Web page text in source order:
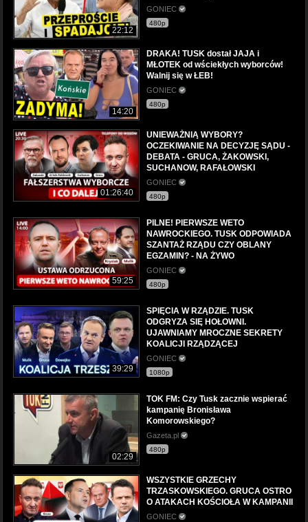
22:12
GONIEC
480p
14:20
DRAKA! TUSK dostał JAJA i
MŁOTEK od wściekłych wyborców!
Walnij się w ŁEB!
GONIEC
480p
01:26:40
UNIEWAŻNIĄ WYBORY?
OCZEKIWANIE NA DECYZJĘ SĄDU -
DEBATA - GRUCA, ŻAKOWSKI,
SUCHANOW, RAFAŁOWSKI
GONIEC
480p
59:25
PILNE! PIERWSZE WETO
NAWROCKIEGO. TUSK ODPOWIADA
SZANTAŻ RZĄDU CZY OBLANY
EGZAMIN? - NA ŻYWO
GONIEC
480p
39:29
SPIĘCIA W RZĄDZIE. TUSK
ODGRYZA SIĘ HOŁOWNI.
UJAWNIAMY MROCZNE SEKRETY
KOALICJI RZĄDZĄCEJ
GONIEC
1080p
02:29
TOK FM: Czy Tusk zacznie wspierać
kampanię Bronisława
Komorowskiego?
Gazeta.pl
480p
WSZYSTKIE GRZECHY
TRZASKOWSKIEGO. GRUCA OSTRO
O ATAKACH KOŚCIOŁA W KAMPANII
GONIEC